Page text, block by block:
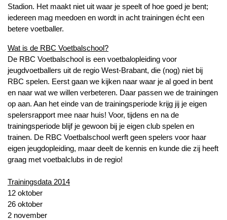
Stadion. Het maakt niet uit waar je speelt of hoe goed je bent;
iedereen mag meedoen en wordt in acht trainingen écht een
betere voetballer.
Wat is de RBC Voetbalschool?
De RBC Voetbalschool is een voetbalopleiding voor
jeugdvoetballers uit de regio West-Brabant, die (nog) niet bij
RBC spelen. Eerst gaan we kijken naar waar je al goed in bent
en naar wat we willen verbeteren. Daar passen we de trainingen
op aan. Aan het einde van de trainingsperiode krijg jij je eigen
spelersrapport mee naar huis! Voor, tijdens en na de
trainingsperiode blijf je gewoon bij je eigen club spelen en
trainen. De RBC Voetbalschool werft geen spelers voor haar
eigen jeugdopleiding, maar deelt de kennis en kunde die zij heeft
graag met voetbalclubs in de regio!
Trainingsdata 2014
12 oktober
26 oktober
2 november